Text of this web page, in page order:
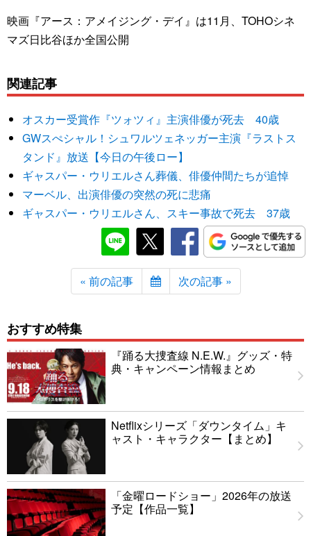
映画『アース：アメイジング・デイ』は11月、TOHOシネ
マズ日比谷ほか全国公開
関連記事
オスカー受賞作『ツォツィ』主演俳優が死去 40歳
GWスぺシャル！シュワルツェネッガー主演『ラストス
タンド』放送【今日の午後ロー】
ギャスパー・ウリエルさん葬儀、俳優仲間たちが追悼
マーベル、出演俳優の突然の死に悲痛
ギャスパー・ウリエルさん、スキー事故で死去 37歳
« 前の記事 次の記事 »
おすすめ特集
『踊る大捜査線 N.E.W.』グッズ・特
典・キャンペーン情報まとめ
Netflixシリーズ「ダウンタイム」キ
ャスト・キャラクター【まとめ】
「金曜ロードショー」2026年の放送
予定【作品一覧】